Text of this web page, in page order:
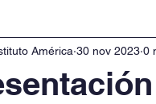
América 30 nov 2023 0